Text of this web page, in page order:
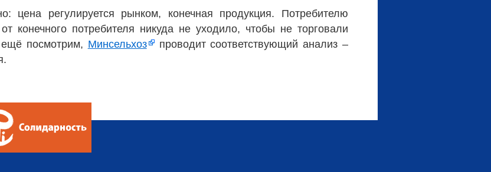
цена регулируется рынком, конечная продукция. Потребителю
конечного потребителя никуда не уходило, чтобы не торговали
посмотрим, Минсельхоз
проводит соответствующий анализ –